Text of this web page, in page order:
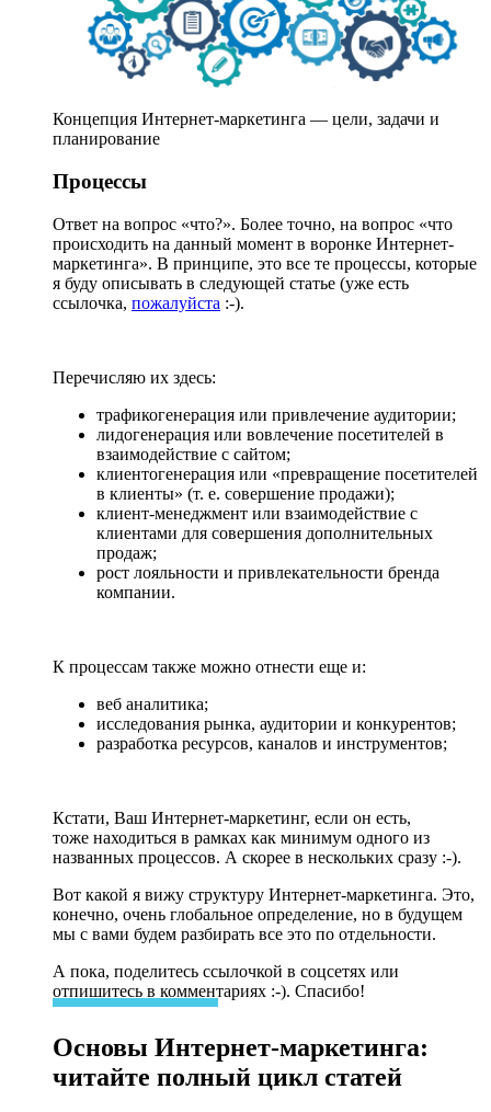
Концепция Интернет-маркетинга — цели, задачи и
планирование
Процессы
Ответ на вопрос «что?». Более точно, на вопрос «что
происходить на данный момент в воронке Интернет-
маркетинга». В принципе, это все те процессы, которые
я буду описывать в следующей статье (уже есть
ссылочка, пожалуйста :-).
Перечисляю их здесь:
трафикогенерация или привлечение аудитории;
лидогенерация или вовлечение посетителей в
взаимодействие с сайтом;
клиентогенерация или «превращение посетителей
в клиенты» (т. е. совершение продажи);
клиент-менеджмент или взаимодействие с
клиентами для совершения дополнительных
продаж;
рост лояльности и привлекательности бренда
компании.
К процессам также можно отнести еще и:
веб аналитика;
исследования рынка, аудитории и конкурентов;
разработка ресурсов, каналов и инструментов;
Кстати, Ваш Интернет-маркетинг, если он есть,
тоже находиться в рамках как минимум одного из
названных процессов. А скорее в нескольких сразу :-).
Вот какой я вижу структуру Интернет-маркетинга. Это,
конечно, очень глобальное определение, но в будущем
мы с вами будем разбирать все это по отдельности.
А пока, поделитесь ссылочкой в соцсетях или
отпишитесь в комментариях :-). Спасибо!
Основы Интернет-маркетинга:
читайте полный цикл статей